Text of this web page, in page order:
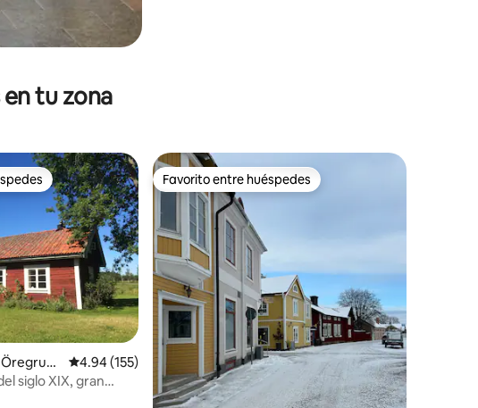
tu zona
evaluaciones
Öregrun
Calificación promedio: 4.94 de 5; 155 evaluaciones
4.94 (155)
siglo XIX, gran
Favorito entre huéspedes
Favorito entre huéspedes